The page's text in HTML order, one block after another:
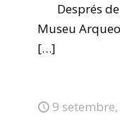
Després de
Museu
[…]
9 setembre,